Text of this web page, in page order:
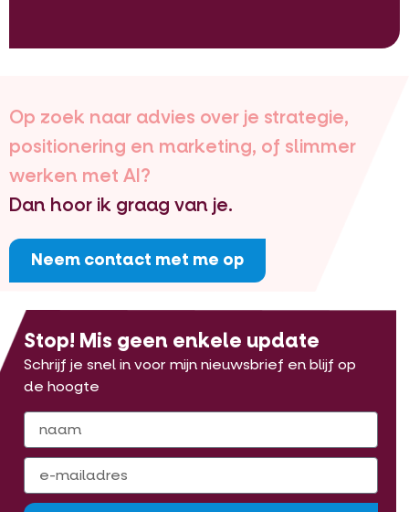
Op zoek naar advies over je strategie,
positionering en marketing, of slimmer
werken met AI?
Dan hoor ik graag van je.
Neem contact met me op
Stop! Mis geen enkele update
Schrijf je snel in voor mijn nieuwsbrief en blijf op
de hoogte